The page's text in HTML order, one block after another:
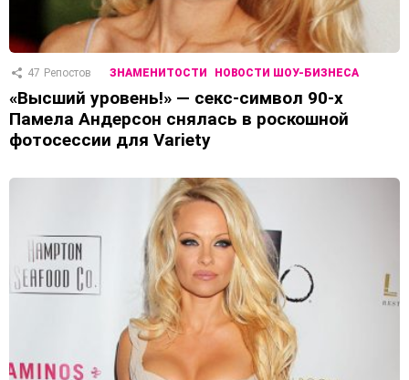
47 Репостов ЗНАМЕНИТОСТИ НОВОСТИ ШОУ-БИЗНЕСА
«Высший уровень!» — секс-символ 90-х
Памела Андерсон снялась в роскошной
фотосессии для Variety